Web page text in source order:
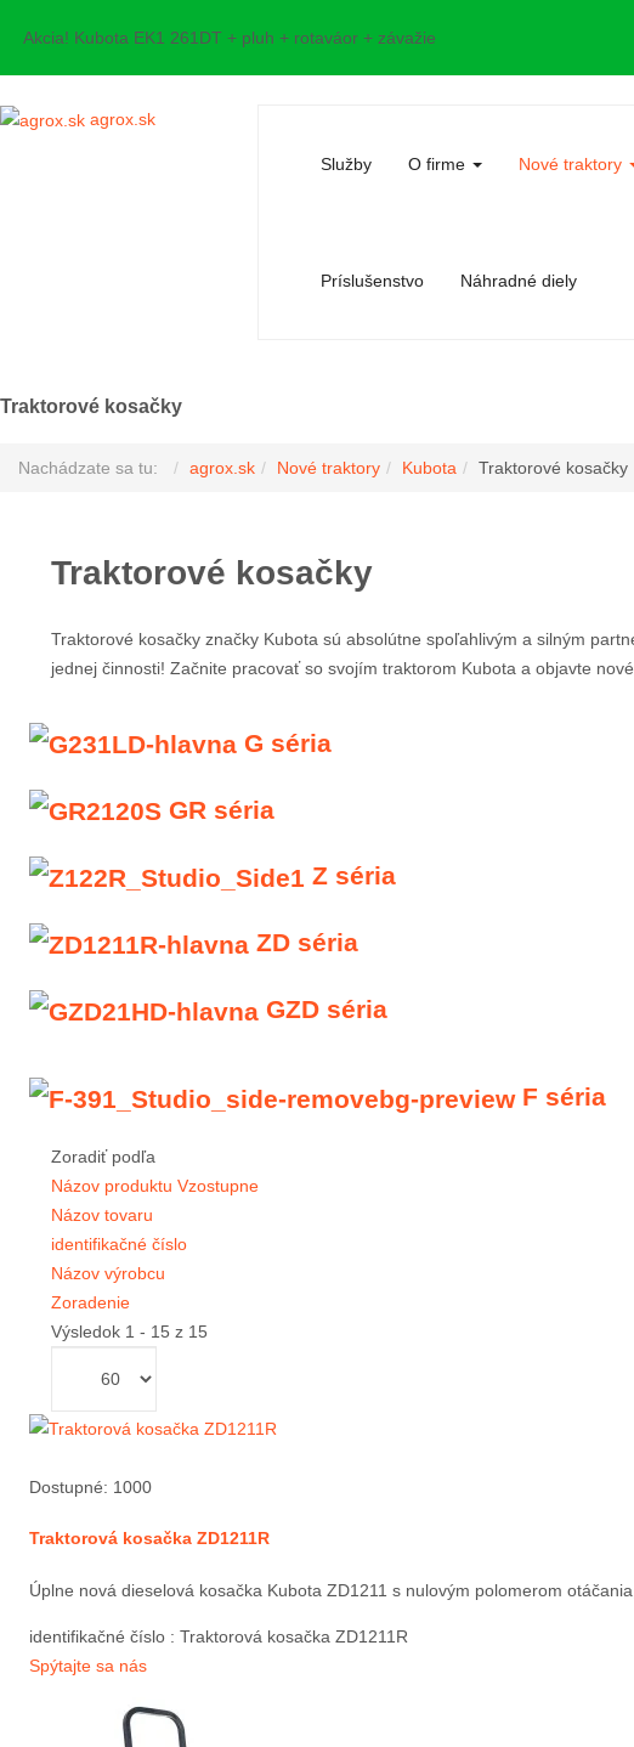
Akcia! Kubota EK1 261DT + pluh + rotaváor + závažie
agrox.sk
Služby O firme Nové traktory
Príslušenstvo Náhradné diely
Traktorové kosačky
Nachádzate sa tu: agrox.sk Nové traktory Kubota Traktorové kosačky
Traktorové kosačky
Traktorové kosačky značky Kubota sú absolútne spoľahlivým a silným
jednej činnosti! Začnite pracovať so svojím traktorom Kubota a objavte
G séria
GR séria
Z séria
ZD séria
GZD séria
F séria
Zoradiť podľa
Názov produktu Vzostupne
Názov tovaru
identifikačné číslo
Názov výrobcu
Zoradenie
Výsledok 1 - 15 z 15
Dostupné: 1000
Traktorová kosačka ZD1211R
Úplne nová dieselová kosačka Kubota ZD1211 s nulovým polomerom
identifikačné číslo : Traktorová kosačka ZD1211R
Spýtajte sa nás